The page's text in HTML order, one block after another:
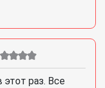
этот раз. Все